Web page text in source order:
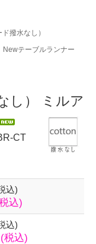
撥水なし）
Newテーブルランナー
し） ミルア
CT
込)
込)
込)
税込)